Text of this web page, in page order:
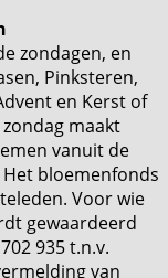
zondagen, en
Pinksteren,
en Kerst of
maakt
vanuit de
bloemenfonds
Voor wie
gewaardeerd
935 t.n.v.
van